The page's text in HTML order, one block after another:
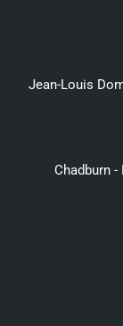
Jean-Louis
Chadburn -